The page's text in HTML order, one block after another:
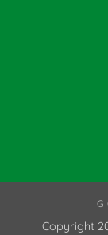
Copyright